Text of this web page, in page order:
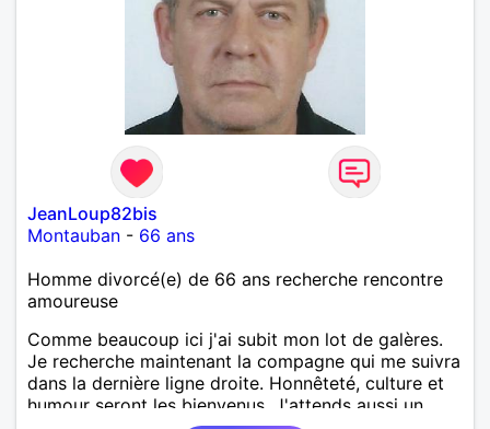
JeanLoup82bis
Montauban - 66 ans
Homme divorcé(e) de 66 ans recherche rencontre
amoureuse
Comme beaucoup ici j'ai subit mon lot de galères.
Je recherche maintenant la compagne qui me suivra
dans la dernière ligne droite. Honnêteté, culture et
humour seront les bienvenus. J'attends aussi un